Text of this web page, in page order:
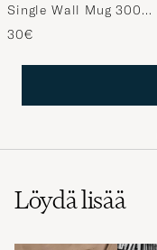
Single Wall Mug 300
Titanium
30€
Löydä lisää